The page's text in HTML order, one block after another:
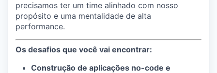
precisamos ter um time alinhado com nosso
propósito e uma mentalidade de alta
performance.
Os desafios que você vai encontrar:
Construção de aplicações no-code e